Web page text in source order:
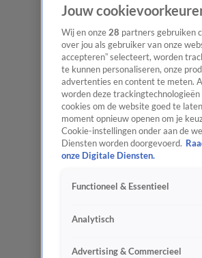
Jouw
Wij en onze 28 partners gebruiken
over jou als gebruiker van onze
accepteren” selecteert, worden
te kunnen personaliseren, onze
advertenties en content te meten.
worden deze
cookies om de website goed te
moment opnieuw openen om je
Cookie-instellingen onder aan de
Diensten worden doorgevoerd.
onze Digitale Diensten.
Functioneel & Essentieel
Analytisch
Advertising & Commercieel